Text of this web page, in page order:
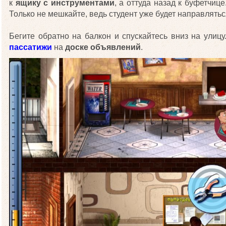
к ящику с инструментами, а оттуда назад к
Только не мешкайте, ведь студент уже будет
Бегите обратно на балкон и спускайтесь вниз на
пассатижи на доске объявлений.